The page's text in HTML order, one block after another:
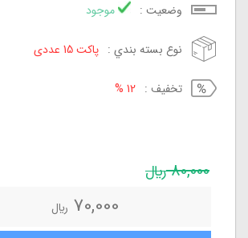
وضعيت : موجود
نوع بسته بندي : پاکت 15 عددی
تخفيف : 12 %
80,000 ريال
70,000 ريال